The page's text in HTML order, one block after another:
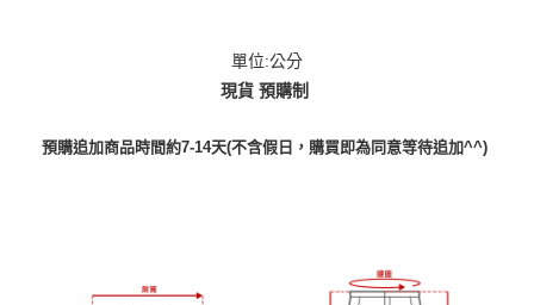
單位:公分
現貨 預購制
預購追加商品時間約7-14天(不含假日，購買即為同意等待追加^^)